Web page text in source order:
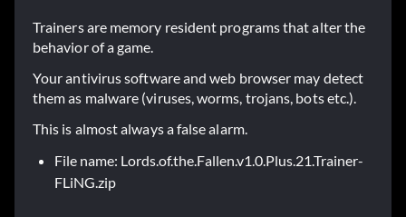
Trainers are memory resident programs that alter the
behavior of a game.
Your antivirus software and web browser may detect
them as malware (viruses, worms, trojans, bots etc.).
This is almost always a false alarm.
File name: Lords.of.the.Fallen.v1.0.Plus.21.Trainer-
FLiNG.zip